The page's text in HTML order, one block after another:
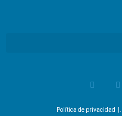
Política de privacidad |.